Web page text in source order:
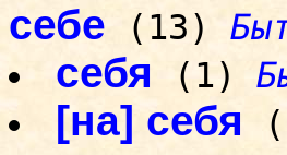
себе (13)
себя (1)
[на] себя